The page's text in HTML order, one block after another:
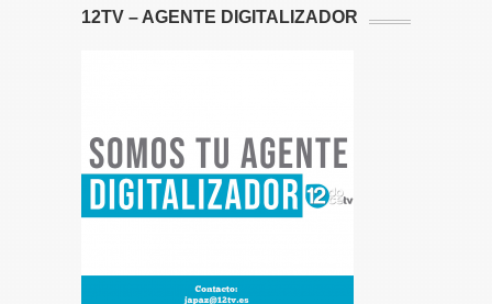
12TV – AGENTE DIGITALIZADOR